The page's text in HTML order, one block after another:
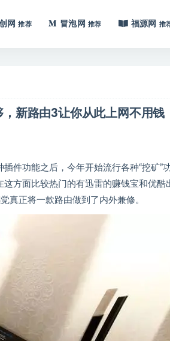
网 推荐 冒泡网 推荐 福源网 推
新路由3让你从此上网不用钱
件功能之后，今年开始流行各种“挖矿
方面比较热门的有迅雷的赚钱宝和优
真正将一款路由做到了内外兼修。